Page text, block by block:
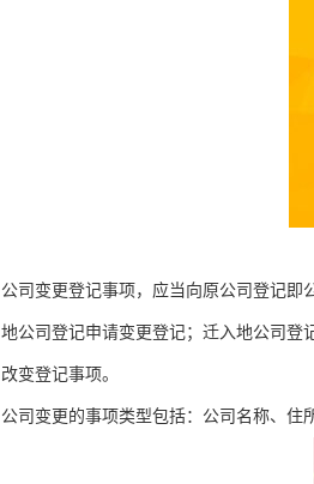
公司变更登记事项，应当向原公司登记即
地公司登记申请变更登记；迁入地公司登
改变登记事项。
公司变更的事项类型包括：公司名称、住